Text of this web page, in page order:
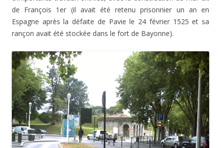
de François 1er (il avait été retenu prisonnier un an en
Espagne après la défaite de Pavie le 24 février 1525 et sa
rançon avait été stockée dans le fort de Bayonne).